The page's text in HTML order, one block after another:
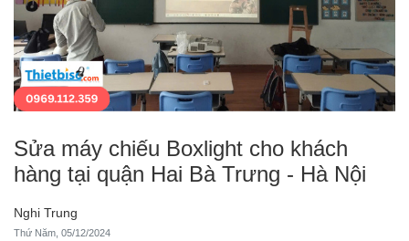
Sửa máy chiếu Boxlight cho khách
hàng tại quận Hai Bà Trưng - Hà Nội
Nghi Trung
Thứ Năm, 05/12/2024